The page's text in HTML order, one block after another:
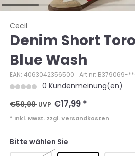
Cecil
Denim Short
Blue Wash
EAN: 4063042356500 Art.nr: B379069-
0 Kundenmeinung(en)
€59,99UVP €17,99 *
* Inkl. MwSt. zzgl. Versandkosten
Bitte wählen Sie